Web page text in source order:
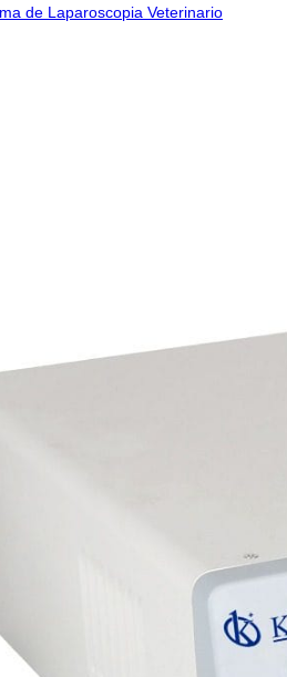
de Laparoscopia Veterinario